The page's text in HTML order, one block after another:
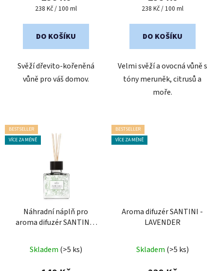
je
z
Měrná
238 Kč / 100 ml
DO KOŠÍKU
Svěží dřevito-kořeněná
vůně pro váš domov.
je
z
Měrná
238 Kč / 100 ml
DO KOŠÍKU
Velmi svěží a ovocná vůně s
tóny meruněk, citrusů a
moře.
BESTSELLER
VÍCE ZA MÉNĚ
Náhradní náplň pro
aroma difuzér SANTINI -
hodnocení
produktu
Skladem (>5 ks)
BESTSELLER
VÍCE ZA MÉNĚ
Aroma difuzér SANTINI -
LAVENDER
hodnocení
produktu
Skladem (>5 ks)